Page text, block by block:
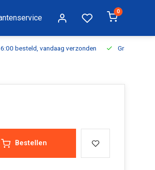
0
besteld, vandaag verzonden Gratis
Bestellen